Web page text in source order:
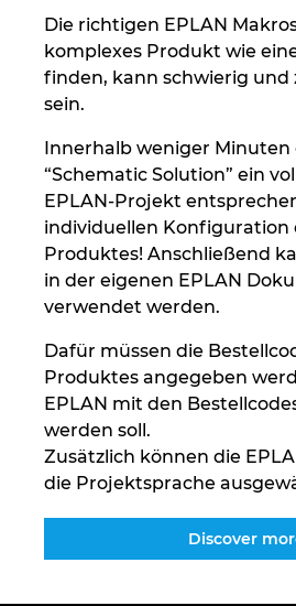
Die richtigen EPLAN
komplexes Produkt wie
finden, kann schwierig und
sein.
Innerhalb weniger Minuten
“Schematic Solution” ein
EPLAN-Projekt
individuellen Konfiguration
Produktes! Anschließend
in der eigenen EPLAN
verwendet werden.
Dafür müssen die
Produktes angegeben
EPLAN mit den
werden soll.
Zusätzlich können die
die Projektsprache
Discover